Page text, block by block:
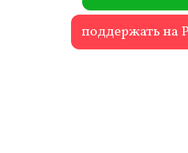
поддержать на